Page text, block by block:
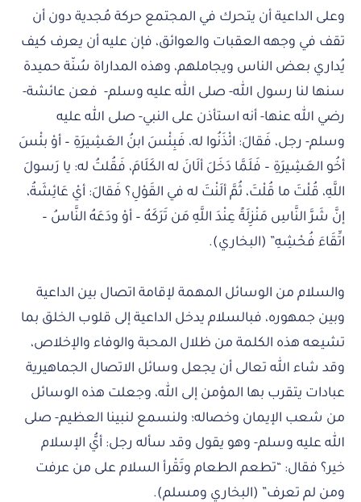
وعلى الداعية أن يتحرك في المجتمع حركة مُجدية دون أن
تقف في وجهه العقبات والعوائق، فإن عليه أن يعرف كيف
يُداري بعض الناس ويجاملهم، وهذه المداراة سُنّة حميدة
سنها لنا رسول الله- صلى الله عليه وسلم- فعن عائشة-
رضي الله عنها- أنه استأذن على النبي- صلى الله عليه
وسلم- رجل، فَقالَ: ائْذَنُوا له، فَبِئْسَ ابنُ العَشِيرَةِ – أوْ بئْسَ
أخُو العَشِيرَةِ – فَلَمَّا دَخَلَ ألَانَ له الكَلَامَ، فَقُلتُ له: يا رَسولَ
اللَّهِ، قُلْتَ ما قُلْتَ، ثُمَّ ألَنْتَ له في القَوْلِ؟ فَقالَ: أيْ عَائِشَةُ،
إنَّ شَرَّ النَّاسِ مَنْزِلَةً عِنْدَ اللَّهِ مَن تَرَكَهُ – أوْ ودَعَهُ النَّاسُ –
اتِّقَاءَ فُحْشِهِ” (البخاري).
والسلام من الوسائل المهمة لإقامة اتصال بين الداعية
وبين جمهوره، فبالسلام يدخل الداعية إلى قلوب الخلق بما
تشيعه هذه الكلمة من ظلال المحبة والوفاء والإخلاص،
وقد شاء الله تعالى أن يجعل وسائل الاتصال الجماهيرية
عبادات يتقرب بها المؤمن إلى الله، وجعلت هذه الوسائل
من شعب الإيمان وخصاله؛ ولنسمع لنبينا العظيم- صلى
الله عليه وسلم- وهو يقول وقد سأله رجل: أيُّ الإسلام
خير؟ فقال: “تطعم الطعام وتَقْرأ السلام على من عرفت
ومن لم تعرف” (البخاري ومسلم).